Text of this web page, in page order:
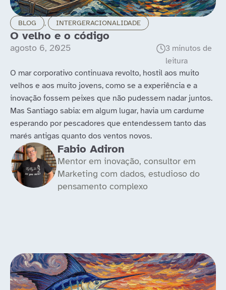
BLOG , INTERGERACIONALIDADE
O velho e o código
agosto 6, 2025
O mar corporativo continuava revolto, hostil aos muito
velhos e aos muito jovens, como se a experiência e a
inovação fossem peixes que não pudessem nadar juntos.
Mas Santiago sabia: em algum lugar, havia um cardume
esperando por pescadores que entendessem tanto das
marés antigas quanto dos ventos novos.
Fabio Adiron
Mentor em inovação, consultor em
Marketing com dados, estudioso do
pensamento complexo